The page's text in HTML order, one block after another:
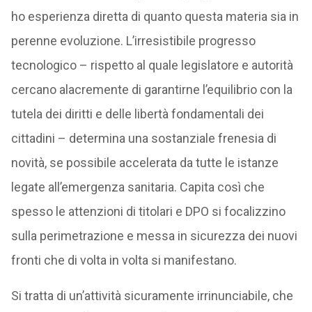
ho esperienza diretta di quanto questa materia sia in
perenne evoluzione. L’irresistibile progresso
tecnologico – rispetto al quale legislatore e autorità
cercano alacremente di garantirne l’equilibrio con la
tutela dei diritti e delle libertà fondamentali dei
cittadini – determina una sostanziale frenesia di
novità, se possibile accelerata da tutte le istanze
legate all’emergenza sanitaria. Capita così che
spesso le attenzioni di titolari e DPO si focalizzino
sulla perimetrazione e messa in sicurezza dei nuovi
fronti che di volta in volta si manifestano.
Si tratta di un’attività sicuramente irrinunciabile, che